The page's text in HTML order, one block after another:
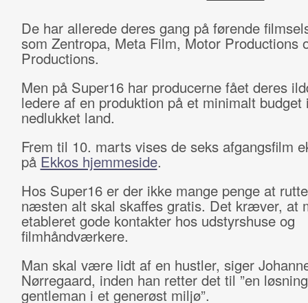
De har allerede deres gang på førende
som Zentropa, Meta Film, Motor Productions
Productions.
Men på Super16 har producerne fået deres
ledere af en produktion på et minimalt budget
nedlukket land.
Frem til 10. marts vises de seks afgangsfilm
på Ekkos hjemmeside.
Hos Super16 er der ikke mange penge at
næsten alt skal skaffes gratis. Det kræver, at
etableret gode kontakter hos udstyrshuse og
filmhåndværkere.
Man skal være lidt af en hustler, siger
Nørregaard, inden han retter det til ”en
gentleman i et generøst miljø”.